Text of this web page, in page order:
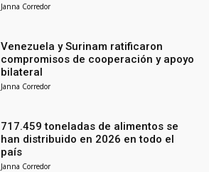
Janna Corredor
Venezuela y Surinam ratificaron
compromisos de cooperación y apoyo
bilateral
Janna Corredor
717.459 toneladas de alimentos se
han distribuido en 2026 en todo el
país
Janna Corredor